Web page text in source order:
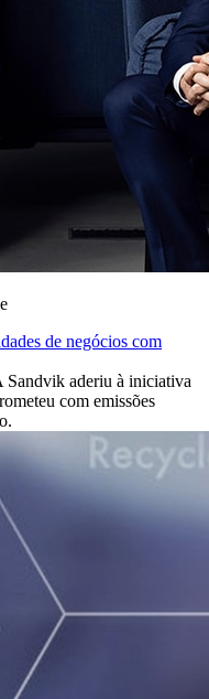
de negócios com
Sandvik aderiu à iniciativa
com emissões